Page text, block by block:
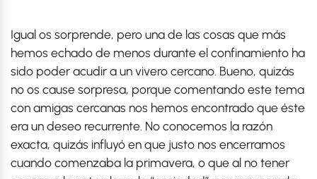
Igual os sorprende, pero una de las cosas que más
hemos echado de menos durante el confinamiento ha
sido poder acudir a un vivero cercano. Bueno, quizás
no os cause sorpresa, porque comentando este tema
con amigas cercanas nos hemos encontrado que éste
era un deseo recurrente. No conocemos la razón
exacta, quizás influyó en que justo nos encerramos
cuando comenzaba la primavera, o que al no tener